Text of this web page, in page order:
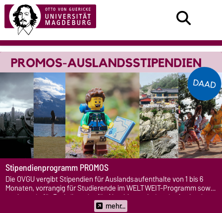
Stipendienprogramm PROMOS
Die OVGU vergibt Stipendien für Auslandsaufenthalte von 1 bis 6
Monaten, vorrangig für Studierende im WELTWEIT-Programm sowie
nachrangig für Praktika oder für Abschlussarbeiten im Ausland.
mehr...